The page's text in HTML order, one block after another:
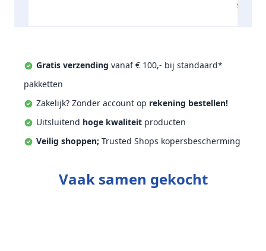
Toevoegen aan offerte
Gratis verzending vanaf € 100,- bij standaard*
pakketten
Zakelijk? Zonder account op rekening bestellen!
Uitsluitend hoge kwaliteit producten
Veilig shoppen; Trusted Shops kopersbescherming
Vaak samen gekocht